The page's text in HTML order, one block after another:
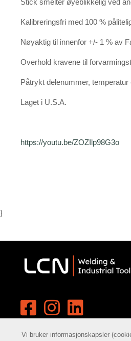
Stick smelter øyeblikkelig ved
Kalibreringsfri med 100 %
Nøyaktig til innenfor +/- 1 % av
Overhold kravene til
Påtrykt delenummer,
Laget i U.S.A.
https://youtu.be/ZOZIlp98G3o
}
Vi bruker informasjonskapsler